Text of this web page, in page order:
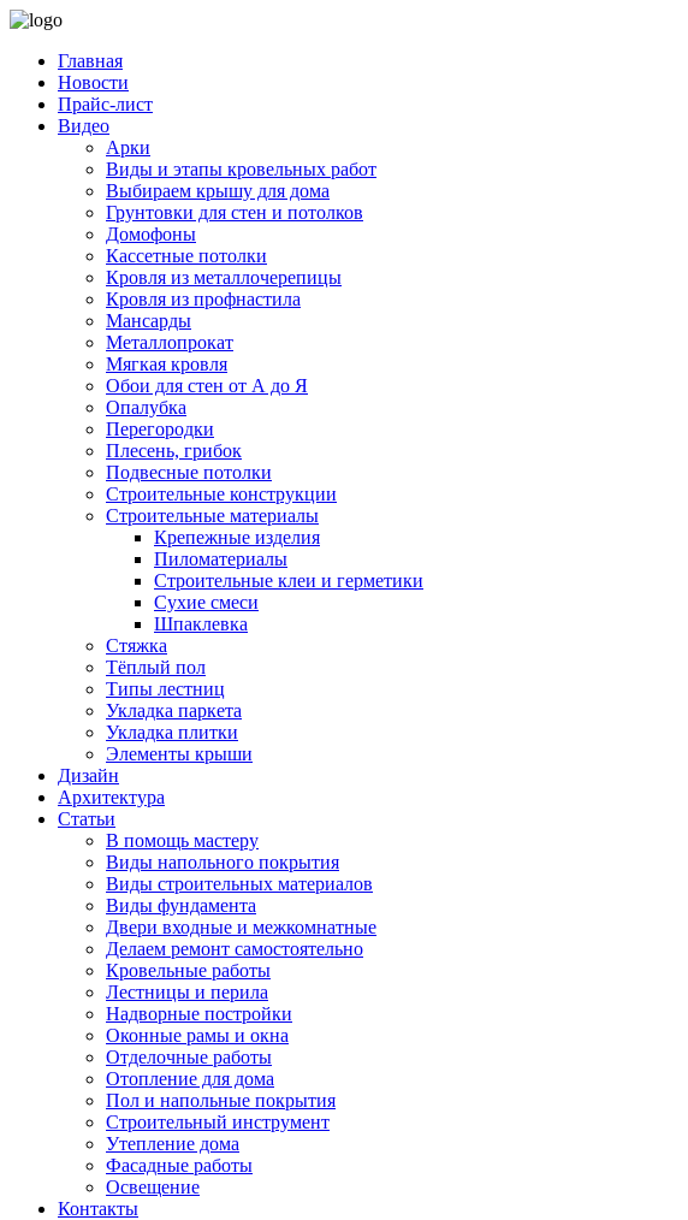
Главная
Новости
Прайс-лист
Видео
Арки
Виды и этапы кровельных работ
Выбираем крышу для дома
Грунтовки для стен и потолков
Домофоны
Кассетные потолки
Кровля из металлочерепицы
Кровля из профнастила
Мансарды
Металлопрокат
Мягкая кровля
Обои для стен от А до Я
Опалубка
Перегородки
Плесень, грибок
Подвесные потолки
Строительные конструкции
Строительные материалы
Крепежные изделия
Пиломатериалы
Строительные клеи и герметики
Сухие смеси
Шпаклевка
Стяжка
Тёплый пол
Типы лестниц
Укладка паркета
Укладка плитки
Элементы крыши
Дизайн
Архитектура
Статьи
В помощь мастеру
Виды напольного покрытия
Виды строительных материалов
Виды фундамента
Двери входные и межкомнатные
Делаем ремонт самостоятельно
Кровельные работы
Лестницы и перила
Надворные постройки
Оконные рамы и окна
Отделочные работы
Отопление для дома
Пол и напольные покрытия
Строительный инструмент
Утепление дома
Фасадные работы
Освещение
Контакты